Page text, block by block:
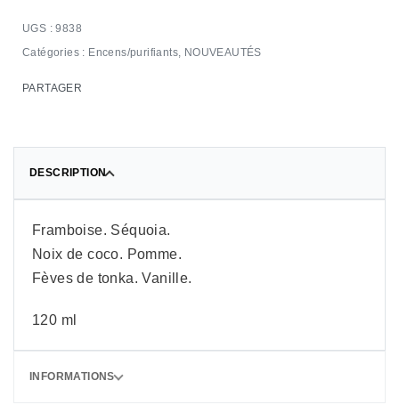
9838
Catégories : Encens/purifiants, NOUVEAUTÉS
PARTAGER
DESCRIPTION
Framboise. Séquoia.
Noix de coco. Pomme.
Fèves de tonka. Vanille.
120 ml
INFORMATIONS